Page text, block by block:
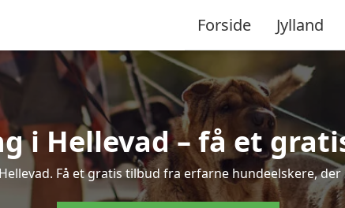
Forside Jylland
i Hellevad – få et
Få et gratis tilbud fra erfarne hundeelskere,